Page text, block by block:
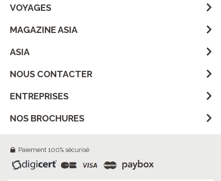
VOYAGES
MAGAZINE ASIA
ASIA
NOUS CONTACTER
ENTREPRISES
NOS BROCHURES
Paiement 100% sécurisé